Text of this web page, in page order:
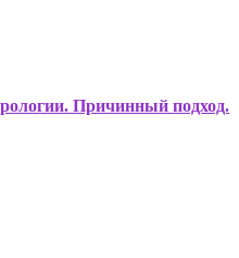
Причинный подход.